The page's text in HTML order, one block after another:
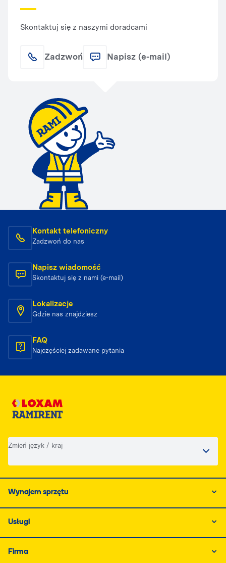
Skontaktuj się z naszymi doradcami
Zadzwoń Napisz (e-mail)
Kontakt telefoniczny
Zadzwoń do nas
Napisz wiadomość
Skontaktuj się z nami (e-mail)
Lokalizacje
Gdzie nas znajdziesz
FAQ
Najczęściej zadawane pytania
Zmień język / kraj
Wynajem sprzętu
Usługi
Firma